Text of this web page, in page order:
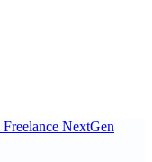
Freelance NextGen